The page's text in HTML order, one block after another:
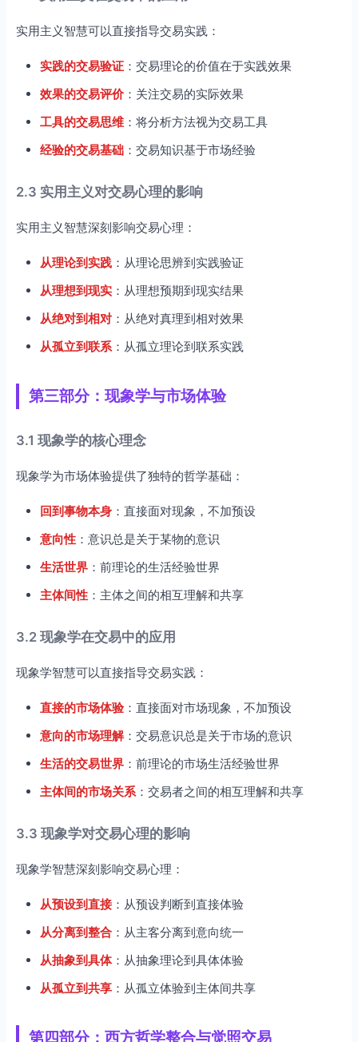
实用主义智慧可以直接指导交易实践：
实践的交易验证 ：交易理论的价值在于实践效果
效果的交易评价 ：关注交易的实际效果
工具的交易思维 ：将分析方法视为交易工具
经验的交易基础 ：交易知识基于市场经验
2.3 实用主义对交易心理的影响
实用主义智慧深刻影响交易心理：
从理论到实践 ：从理论思辨到实践验证
从理想到现实 ：从理想预期到现实结果
从绝对到相对 ：从绝对真理到相对效果
从孤立到联系 ：从孤立理论到联系实践
第三部分：现象学与市场体验
3.1 现象学的核心理念
现象学为市场体验提供了独特的哲学基础：
回到事物本身 ：直接面对现象，不加预设
意向性 ：意识总是关于某物的意识
生活世界 ：前理论的生活经验世界
主体间性 ：主体之间的相互理解和共享
3.2 现象学在交易中的应用
现象学智慧可以直接指导交易实践：
直接的市场体验：直接面对市场现象，不加预设
意向的市场理解：交易意识总是关于市场的意识
生活的交易世界 ：前理论的市场生活经验世界
主体间的市场关系 ：交易者之间的相互理解和共享
3.3 现象学对交易心理的影响
现象学智慧深刻影响交易心理：
从预设到直接：从预设判断到直接体验
从分离到整合 ：从主客分离到意向统一
从抽象到具体：从抽象理论到具体体验
从孤立到共享 ：从孤立体验到主体间共享
第四部分：西方哲学整合与觉照交易